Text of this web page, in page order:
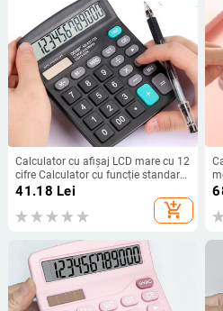
Calculator cu afișaj LCD mare cu 12
cifre Calculator cu funcție standard
cu energie solară și baterie dublă
pentru birou de birou de bază de
acasă
41.18 Lei
add_shopping_cart